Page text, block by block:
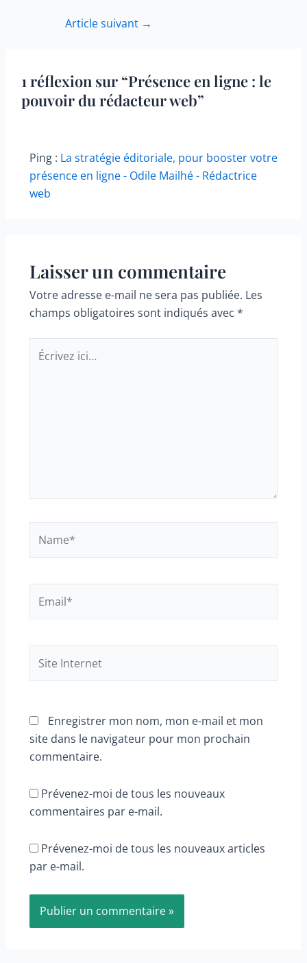
Article suivant →
1 réflexion sur “Présence en ligne : le
pouvoir du rédacteur web”
Ping : La stratégie éditoriale, pour booster votre
présence en ligne - Odile Mailhé - Rédactrice
web
Laisser un commentaire
Votre adresse e-mail ne sera pas publiée. Les
champs obligatoires sont indiqués avec *
Écrivez
ici…
Internet
Enregistrer mon nom, mon e-mail et mon
site dans le navigateur pour mon prochain
commentaire.
Prévenez-moi de tous les nouveaux
commentaires par e-mail.
Prévenez-moi de tous les nouveaux articles
par e-mail.